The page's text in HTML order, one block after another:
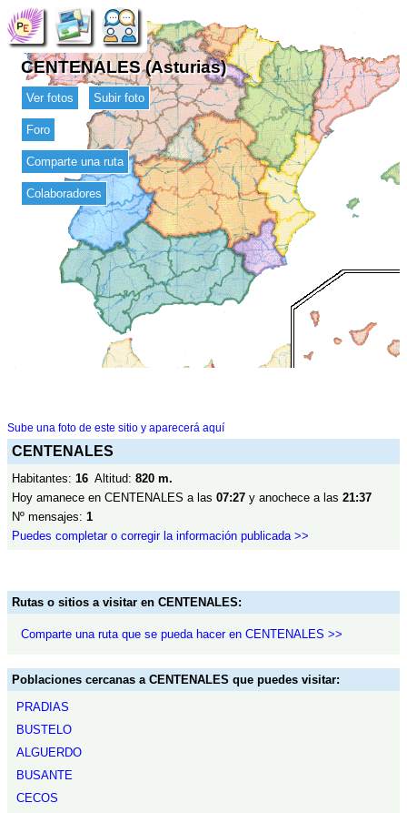
CENTENALES (Asturias)
Ver fotos Subir foto
Foro
Comparte una ruta
Colaboradores
Sube una foto de este sitio y aparecerá aquí
CENTENALES
Habitantes: 16 Altitud: 820 m.
Hoy amanece en CENTENALES a las 07:27 y anochece a las 21:37
Nº mensajes: 1
Puedes completar o corregir la información publicada >>
Rutas o sitios a visitar en CENTENALES:
Comparte una ruta que se pueda hacer en CENTENALES >>
Poblaciones cercanas a CENTENALES que puedes visitar:
PRADIAS
BUSTELO
ALGUERDO
BUSANTE
CECOS